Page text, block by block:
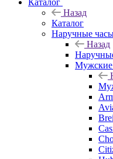
Каталог
Назад
Каталог
Наручные
Назад
Мужские